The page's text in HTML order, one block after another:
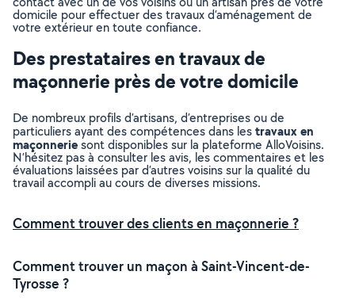
domicile pour effectuer des travaux d’aménagement de
votre extérieur en toute confiance.
Des prestataires en travaux de
maçonnerie près de votre domicile
De nombreux profils d’artisans, d’entreprises ou de
particuliers ayant des compétences dans lestravaux en
maçonneriesont disponibles sur la plateforme AlloVoisins.
N’hésitez pas à consulter les avis, les commentaires et les
évaluations laissées par d’autres voisins sur la qualité du
travail accompli au cours de diverses missions.
Comment trouver des clients en maçonnerie ?
Comment trouver un maçon à Saint-Vincent-de-
Tyrosse ?